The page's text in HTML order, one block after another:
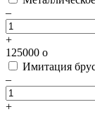
–
+
125000 o
Имитация
–
+